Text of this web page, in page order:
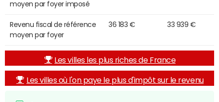
moyen par foyer imposé
Revenu fiscal de référence
moyen par foyer
36 183 € 33 939 €
Les villes les plus riches de France
Les villes où l'on paye le plus d'impôt sur le revenu